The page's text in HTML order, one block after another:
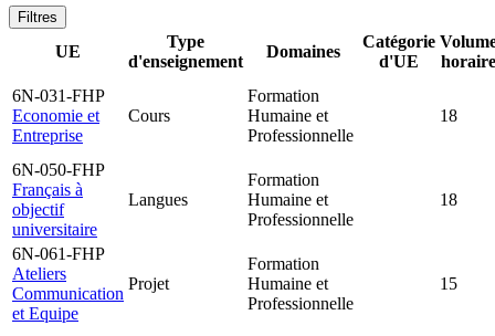
Filtres
UE
Type
d'enseignement
Domaines
Catégorie
d'UE
horaire
6N-031-FHP
Economie et
Entreprise
Cours
Formation
Humaine et
Professionnelle
18
6N-050-FHP
Français à
objectif
universitaire
Langues
Formation
Humaine et
Professionnelle
18
6N-061-FHP
Ateliers
Communication
et Equipe
Projet
Formation
Humaine et
Professionnelle
15